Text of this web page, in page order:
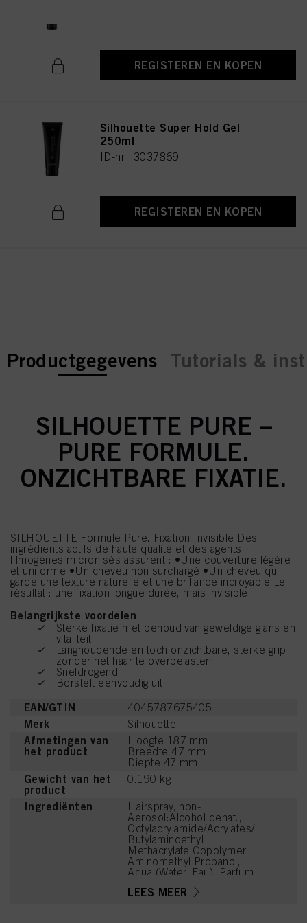
REGISTEREN EN KOPEN
Silhouette Super Hold Gel
250ml
ID-nr. 3037869
REGISTEREN EN KOPEN
current tab:
current tab:
Productgegevens Tutorials &
SILHOUETTE PURE –
PURE FORMULE.
ONZICHTBARE FIXATIE.
SILHOUETTE Formule Pure. Fixation Invisible Des
ingrédients actifs de haute qualité et des agents
filmogènes micronisés assurent : •Une couverture légère
et uniforme •Un cheveu non surchargé •Un cheveu qui
garde une texture naturelle et une brillance incroyable Le
résultat : une fixation longue durée, mais invisible.
Belangrijkste voordelen
Sterke fixatie met behoud van geweldige glans en
vitaliteit.
Langhoudende en toch onzichtbare, sterke grip
zonder het haar te overbelasten
Sneldrogend
Borstelt eenvoudig uit
EAN/GTIN 4045787675405
Merk Silhouette
Afmetingen van
het product
Hoogte 187 mm
Breedte 47 mm
Diepte 47 mm
Gewicht van het
product
0.190 kg
Ingrediënten
Hairspray, non-
Aerosol:Alcohol denat.,
Octylacrylamide/Acrylates/
Butylaminoethyl
Methacrylate Copolymer,
Aminomethyl Propanol,
Aqua (Water, Eau), Parfum
Acid, Linalool, Acetyl
LEES MEER